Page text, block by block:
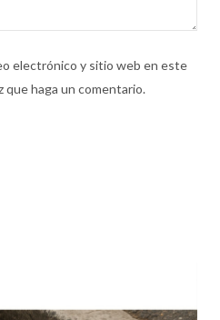
electrónico y sitio web en este
que haga un comentario.